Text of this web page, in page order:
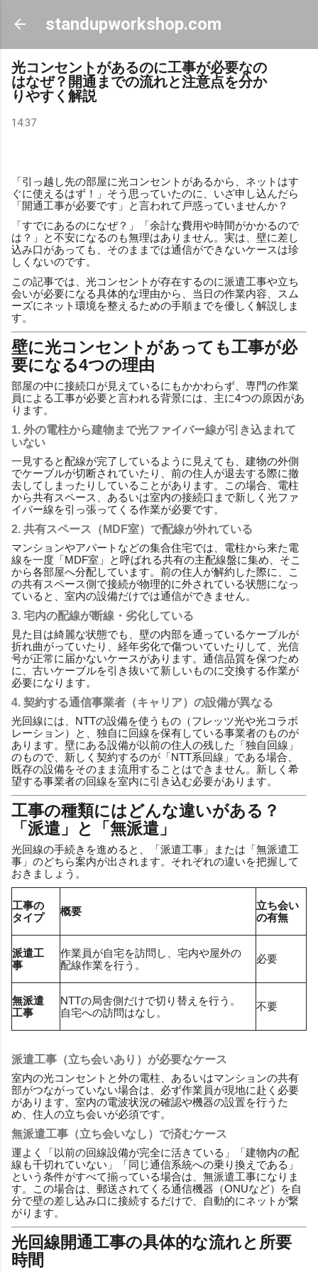
スキップしてメイン コンテンツに移動
standupworkshop.com
光コンセントがあるのに工事が必要なの
はなぜ？開通までの流れと注意点を分か
りやすく解説
14:37
「引っ越し先の部屋に光コンセントがあるから、ネットはす
ぐに使えるはず！」そう思っていたのに、いざ申し込んだら
「開通工事が必要です」と言われて戸惑っていませんか？
「すでにあるのになぜ？」「余計な費用や時間がかかるので
は？」と不安になるのも無理はありません。実は、壁に差し
込み口があっても、そのままでは通信ができないケースは珍
しくないのです。
この記事では、光コンセントが存在するのに派遣工事や立ち
会いが必要になる具体的な理由から、当日の作業内容、スム
ーズにネット環境を整えるための手順までを優しく解説しま
す。
壁に光コンセントがあっても工事が必
要になる4つの理由
部屋の中に接続口が見えているにもかかわらず、専門の作業
員による工事が必要と言われる背景には、主に4つの原因があ
ります。
1. 外の電柱から建物まで光ファイバー線が引き込まれて
いない
一見すると配線が完了しているように見えても、建物の外側
でケーブルが切断されていたり、前の住人が退去する際に撤
去してしまったりしていることがあります。この場合、電柱
から共有スペース、あるいは室内の接続口まで新しく光ファ
イバー線を引っ張ってくる作業が必要です。
2. 共有スペース（MDF室）で配線が外れている
マンションやアパートなどの集合住宅では、電柱から来た電
線を一度「MDF室」と呼ばれる共有の主配線盤に集め、そこ
から各部屋へ分配しています。前の住人が解約した際に、こ
の共有スペース側で接続が物理的に外されている状態になっ
ていると、室内の設備だけでは通信ができません。
3. 宅内の配線が断線・劣化している
見た目は綺麗な状態でも、壁の内部を通っているケーブルが
折れ曲がっていたり、経年劣化で傷ついていたりして、光信
号が正常に届かないケースがあります。通信品質を保つため
に、古いケーブルを引き抜いて新しいものに交換する作業が
必要になります。
4. 契約する通信事業者（キャリア）の設備が異なる
光回線には、NTTの設備を使うもの（フレッツ光や光コラボ
レーション）と、独自に回線を保有している事業者のものが
あります。壁にある設備が以前の住人の残した「独自回線」
のもので、新しく契約するのが「NTT系回線」である場合、
既存の設備をそのまま流用することはできません。新しく希
望する事業者の回線を室内に引き込む必要があります。
工事の種類にはどんな違いがある？
「派遣」と「無派遣」
光回線の手続きを進めると、「派遣工事」または「無派遣工
事」のどちら案内が出されます。それぞれの違いを把握して
おきましょう。
工事の
タイプ
概要
立ち会い
の有無
派遣工
事
作業員が自宅を訪問し、宅内や屋外の
配線作業を行う。
必要
無派遣
工事
NTTの局舎側だけで切り替えを行う。
自宅への訪問はなし。
不要
派遣工事（立ち会いあり）が必要なケース
室内の光コンセントと外の電柱、あるいはマンションの共有
部がつながっていない場合は、必ず作業員が現地に赴く必要
があります。室内の電波状況の確認や機器の設置を行うた
め、住人の立ち会いが必須です。
無派遣工事（立ち会いなし）で済むケース
運よく「以前の回線設備が完全に活きている」「建物内の配
線も千切れていない」「同じ通信系統への乗り換えである」
という条件がすべて揃っている場合は、無派遣工事になりま
す。この場合は、郵送されてくる通信機器（ONUなど）を自
分で壁の差し込み口に接続するだけで、自動的にネットが繋
がります。
光回線開通工事の具体的な流れと所要
時間